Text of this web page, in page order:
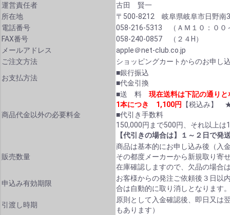
運営責任者
古田 賢一
所在地
〒500-8212 岐阜県岐阜市日野南
電話番号
058-216-5313 （ＡＭ１０：００
FAX番号
058-240-0857 （２４H）
メールアドレス
apple＠net-club.co.jp
ご注文方法
ショッピングカートからのお申し
お支払方法
■銀行振込
■代金引換
商品代金以外の必要料金
■送 料 現在送料は下記の通りと
1本につき 1,100円
【税込み】
■代引き手数料
150,000円まで500円、それ以上
【代引きの場合は】１～２日で発
販売数量
商品は基本的にお申し込み後（入
その都度メーカーから新規取り寄
在庫確認しますので、欠品の場合
申込み有効期限
お客様からの発注ご依頼後３日以
合は自動的に取り消しとなります
引渡し時期
原則として入金確認後、即日又は
もあります）